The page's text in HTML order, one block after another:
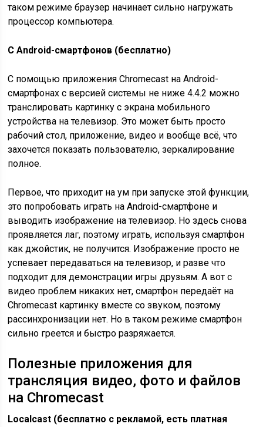
таком режиме браузер начинает сильно нагружать
процессор компьютера.
С Android-смартфонов (бесплатно)
С помощью приложения Chromecast на Android-
смартфонах с версией системы не ниже 4.4.2 можно
транслировать картинку с экрана мобильного
устройства на телевизор. Это может быть просто
рабочий стол, приложение, видео и вообще всё, что
захочется показать пользователю, зеркалирование
полное.
Первое, что приходит на ум при запуске этой функции,
это попробовать играть на Android-смартфоне и
выводить изображение на телевизор. Но здесь снова
проявляется лаг, поэтому играть, используя смартфон
как джойстик, не получится. Изображение просто не
успевает передаваться на телевизор, и разве что
подходит для демонстрации игры друзьям. А вот с
видео проблем никаких нет, смартфон передаёт на
Chromecast картинку вместе со звуком, поэтому
рассинхронизации нет. Но в таком режиме смартфон
сильно греется и быстро разряжается.
Полезные приложения для
трансляция видео, фото и файлов
на Chromecast
Localcast (бесплатно с рекламой, есть платная